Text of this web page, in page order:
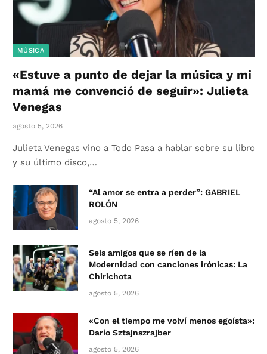
MÚSICA
«Estuve a punto de dejar la música y mi
mamá me convenció de seguir»: Julieta
Venegas
agosto 5, 2026
Julieta Venegas vino a Todo Pasa a hablar sobre su libro
y su último disco,…
“Al amor se entra a perder”: GABRIEL
ROLÓN
agosto 5, 2026
Seis amigos que se ríen de la
Modernidad con canciones irónicas: La
Chirichota
agosto 5, 2026
«Con el tiempo me volví menos egoísta»:
Darío Sztajnszrajber
agosto 5, 2026